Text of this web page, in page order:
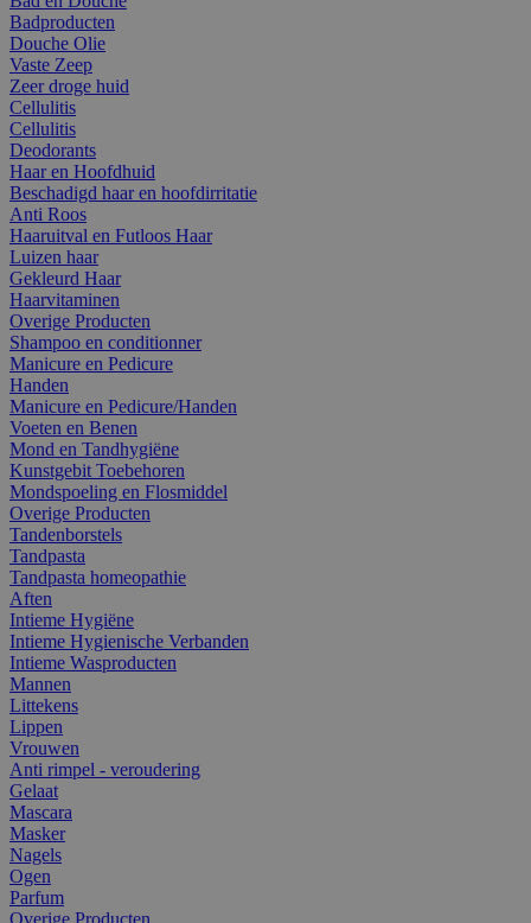
Badproducten
Douche Olie
Vaste Zeep
Zeer droge huid
Cellulitis
Cellulitis
Deodorants
Haar en Hoofdhuid
Beschadigd haar en hoofdirritatie
Anti Roos
Haaruitval en Futloos Haar
Luizen haar
Gekleurd Haar
Haarvitaminen
Overige Producten
Shampoo en conditionner
Manicure en Pedicure
Handen
Manicure en Pedicure/Handen
Voeten en Benen
Mond en Tandhygiëne
Kunstgebit Toebehoren
Mondspoeling en Flosmiddel
Overige Producten
Tandenborstels
Tandpasta
Tandpasta homeopathie
Aften
Intieme Hygiëne
Intieme Hygienische Verbanden
Intieme Wasproducten
Mannen
Littekens
Lippen
Vrouwen
Anti rimpel - veroudering
Gelaat
Mascara
Masker
Nagels
Ogen
Parfum
Overige Producten